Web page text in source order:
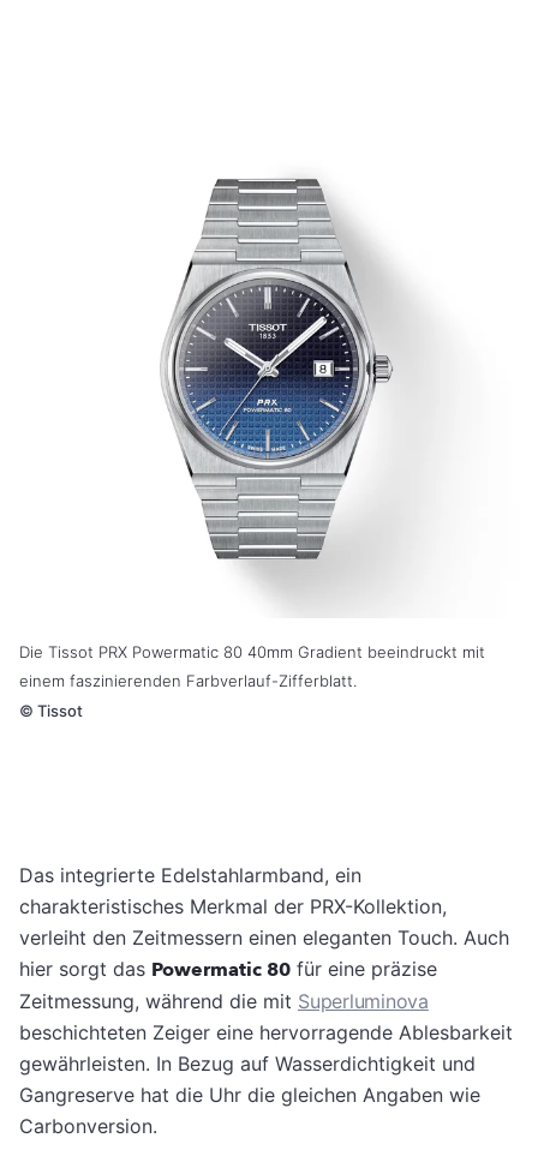
Die Tissot PRX Powermatic 80 40mm Gradient beeindruckt mit
einem faszinierenden Farbverlauf-Zifferblatt.
© Tissot
Das integrierte Edelstahlarmband, ein
charakteristisches Merkmal der PRX-Kollektion,
verleiht den Zeitmessern einen eleganten Touch. Auch
hier sorgt das Powermatic 80 für eine präzise
Zeitmessung, während die mit Superluminova
beschichteten Zeiger eine hervorragende Ablesbarkeit
gewährleisten. In Bezug auf Wasserdichtigkeit und
Gangreserve hat die Uhr die gleichen Angaben wie
Carbonversion.